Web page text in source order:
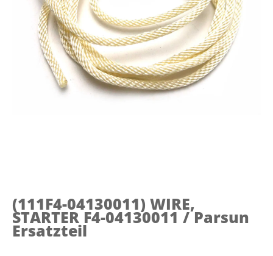
(111F4-04130011) WIRE,
STARTER F4-04130011 / Parsun
Ersatzteil